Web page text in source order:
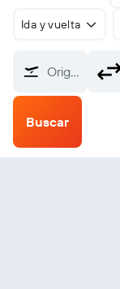
Ida y vuelta
Origen
Buscar